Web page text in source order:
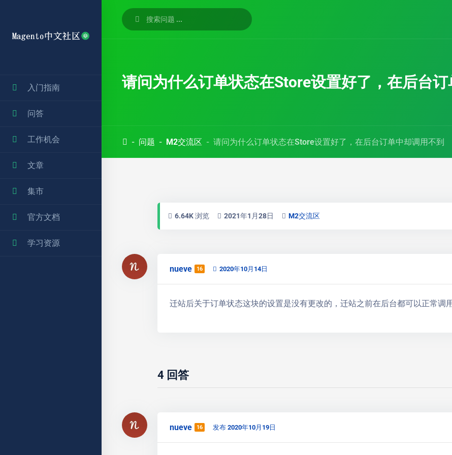
入门指南
问答
工作机会
文章
集市
官方文档
学习资源
请问为什么订单状态在Store设置好了，在后台订
问题 M2交流区 请问为什么订单状态在Store设置好了，在后台订单中却调用不到
6.64K 浏览 2021年1月28日 M2交流区
nueve 16 2020年10月14日
迁站后关于订单状态这块的设置是没有更改的，迁站之前在后台都可以正常调
4 回答
nueve 16 发布 2020年10月19日